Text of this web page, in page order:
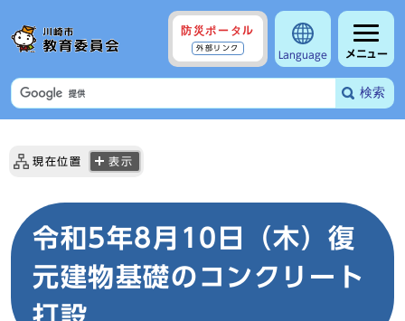
防災ポータル
外部リンク
Language メニュー
検索
現在位置 表示
令和5年8月10日（木）復
元建物基礎のコンクリート
打設